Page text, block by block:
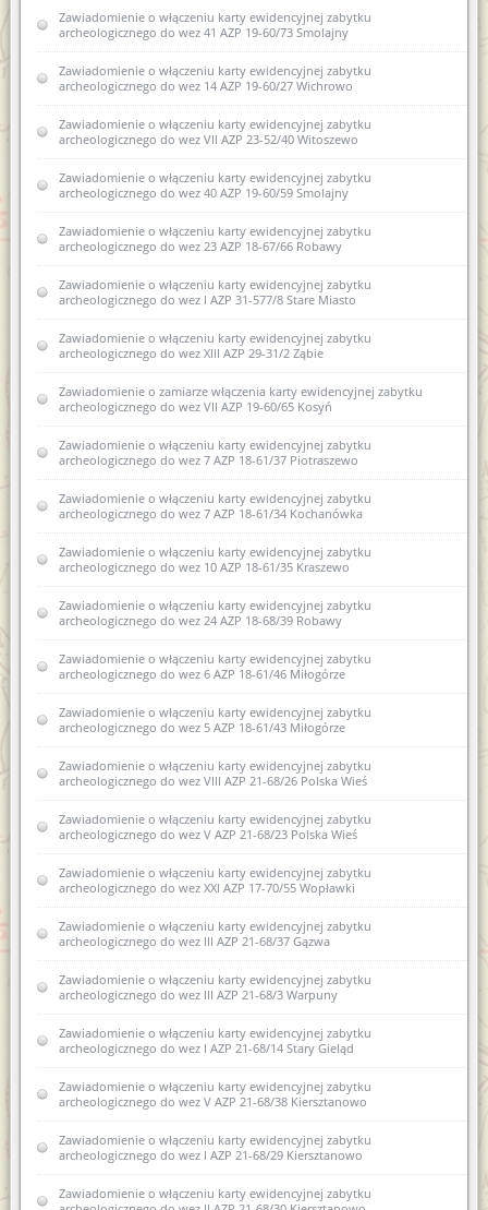
zabytku archeologicznego lądowego do Wojewódzkiej
ewidencji zabytków 13 AZP 18-61/36 Stryjkowo
zabytku archeologicznego lądowego do Wojewódzkiej
ewidencji zabytków 10 AZP 27-74/11 Nowe Guty
Zawiadomienie o włączeniu kart ewidencyjnych zabytków
archeologicznych lądowych do wojewódzkiej ewidencji
zabytków w miejscowości Stryjkowo gm. Lidzbark Warmiński
Zawiadomienie o włączeniu karty ewidencyjne zabytku
archeologicznego lądowego do wojewódzkiej ewidencji
zabytków archeologicznych 10 AZP 27-74/11 Nowe Guty
Zawiadomienie o włączeniu kart ewidencyjnych zabytków
archeologicznych lądowych do wojewódzkiej ewidencji
zabytków w miejscowości Stryjkowo
Zawiadomienie o zamiarze włączenia do karty ewidencyjnej
zabytku archeologicznego lądowego do wojewódzkiej
ewidencji zabytków18 AZP 27-66/32 Stare Kiejkuty
Zawiadomienie o zamiarze włączenia do karty ewidencyjnej
zabytku archeologicznego lądowego do wojewódzkiej
ewidencji zabytków 1 AZP 29-57/19 Dylewo
Zawiadomienie o zamiarze włączenia do karty ewidencyjnej
zabytku archeologicznego lądowego do wojewódzkiej
ewidencji zabytków XLII AZP 25-61/72 Bartąg
Zawiadomienie o zamiarze włączenia do karty ewidencyjnej
zabytku archeologicznego lądowego do wojewódzkiej
ewidencji zabytków III AZP 15-53/12 Nowe Monasterzysko
Zawiadomienie o włączeniu karty ewidencyjnej zabytku
archeologicznego lądowego do wojewódzkiej ewidencji
zabytków 1 AZP 29-57/19 Dylewo
Zawiadomienie o włączeniu karty ewidencyjnej zabytku
archeologicznego lądowego do wojewódzkiej ewidencji
zabytków 10 AZP 30-50/63Nowe Miasto Lubawskie
Zawiadomienie o włączeniu spichlerza w Dobrym Mieście ul.
Fabryczna 15 B, obręb 0001
Zawiadomienie o włączeniu do wojewódzkiej ewidencji
zabytków karty ewidencyjnej zabytku archeologicznego
lądowego XLII AZP 25-61/72 Bartąg
Zawiadomienie o włączeniu do wojewódzkiej ewidencji
zabytków karty ewidencyjnej zabytku archeologicznego
lądowego IIIAZP 16-53/12 Nowe Monasterzysko
Zawiadomienie o włączeniu do wojewódzkiej ewidencji
zabytków karty ewidencyjnej zabytku archeologicznego
lądowego 10 AZP 30-50/63 w Biskupcu
Zawiadomienie o zamiarze włączenia karty ewidencyjnej
zabytku archeologicznego lądowego do Wojewódzkiej
ewidencji zabytków 1 AZP 24-68/11, Borowo, dz. nr 141, obr.
0001
Zawiadomienie o wszczęciu postępowania administracyjnego w
sprawie wydania pozwolenia na prowadzenie archeologicznych
badań powierzchniowych na trasie planowanej budowy
obwodnicy w miejscowości Gąski, obr. Zajdy w ciągi drogi
krajowej.
Zawiadomienie o włączeniu karty ewidencyjnej zabytku
archeologicznego lądowego do wojewódzkiej ewidencji
zabytków archeologicznych 1AZP 24-68/11 Borowo
Zawiadomienie o zakończeniu postępowania
Zawiadomienie o włączeniu karty ewidencyjnej zabytku
archeologicznego do wez 41 AZP 19-60/73 Smolajny
Zawiadomienie o włączeniu karty ewidencyjnej zabytku
archeologicznego do wez 14 AZP 19-60/27 Wichrowo
Zawiadomienie o włączeniu karty ewidencyjnej zabytku
archeologicznego do wez VII AZP 23-52/40 Witoszewo
Zawiadomienie o włączeniu karty ewidencyjnej zabytku
archeologicznego do wez 40 AZP 19-60/59 Smolajny
Zawiadomienie o włączeniu karty ewidencyjnej zabytku
archeologicznego do wez 23 AZP 18-67/66 Robawy
Zawiadomienie o włączeniu karty ewidencyjnej zabytku
archeologicznego do wez I AZP 31-577/8 Stare Miasto
Zawiadomienie o włączeniu karty ewidencyjnej zabytku
archeologicznego do wez XIII AZP 29-31/2 Ząbie
Zawiadomienie o zamiarze włączenia karty ewidencyjnej zabytku
archeologicznego do wez VII AZP 19-60/65 Kosyń
Zawiadomienie o włączeniu karty ewidencyjnej zabytku
archeologicznego do wez 7 AZP 18-61/37 Piotraszewo
Zawiadomienie o włączeniu karty ewidencyjnej zabytku
archeologicznego do wez 7 AZP 18-61/34 Kochanówka
Zawiadomienie o włączeniu karty ewidencyjnej zabytku
archeologicznego do wez 10 AZP 18-61/35 Kraszewo
Zawiadomienie o włączeniu karty ewidencyjnej zabytku
archeologicznego do wez 24 AZP 18-68/39 Robawy
Zawiadomienie o włączeniu karty ewidencyjnej zabytku
archeologicznego do wez 6 AZP 18-61/46 Miłogórze
Zawiadomienie o włączeniu karty ewidencyjnej zabytku
archeologicznego do wez 5 AZP 18-61/43 Miłogórze
Zawiadomienie o włączeniu karty ewidencyjnej zabytku
archeologicznego do wez VIII AZP 21-68/26 Polska Wieś
Zawiadomienie o włączeniu karty ewidencyjnej zabytku
archeologicznego do wez V AZP 21-68/23 Polska Wieś
Zawiadomienie o włączeniu karty ewidencyjnej zabytku
archeologicznego do wez XXI AZP 17-70/55 Wopławki
Zawiadomienie o włączeniu karty ewidencyjnej zabytku
archeologicznego do wez III AZP 21-68/37 Gązwa
Zawiadomienie o włączeniu karty ewidencyjnej zabytku
archeologicznego do wez III AZP 21-68/3 Warpuny
Zawiadomienie o włączeniu karty ewidencyjnej zabytku
archeologicznego do wez I AZP 21-68/14 Stary Gieląd
Zawiadomienie o włączeniu karty ewidencyjnej zabytku
archeologicznego do wez V AZP 21-68/38 Kiersztanowo
Zawiadomienie o włączeniu karty ewidencyjnej zabytku
archeologicznego do wez I AZP 21-68/29 Kiersztanowo
Zawiadomienie o włączeniu karty ewidencyjnej zabytku